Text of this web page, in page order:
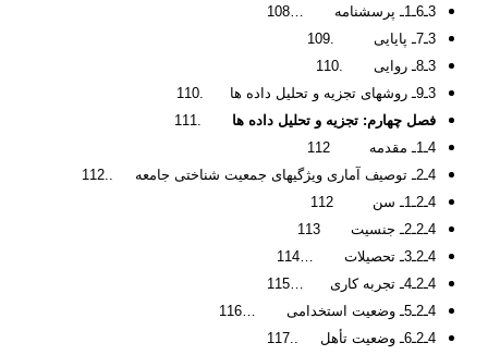
3ـ6ـ1ـ پرسشنامه …108
3ـ7ـ پایایی .109
3ـ8ـ روایی .110
3ـ9ـ روشهای تجزیه و تحلیل داده ها .110
فصل چهارم: تجزیه و تحلیل داده ها
4ـ1ـ مقدمه 112
4ـ2ـ توصیف آماری ویژگی­های جمعیت شناختی جامعه ..112
4ـ2ـ1ـ سن 112
4ـ2ـ2ـ جنسیت 113
4ـ2ـ3ـ تحصیلات …114
4ـ2ـ4ـ تجربه کاری …115
4ـ2ـ5ـ وضعیت استخدامی …116
4ـ2ـ6ـ وضعیت تأهل ..117